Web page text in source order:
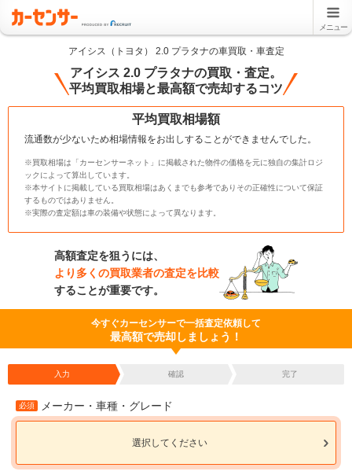
メニュー
アイシス（トヨタ） 2.0 プラタナの車買取・車査定
アイシス 2.0 プラタナの買取・査定。
平均買取相場と最高額で売却するコツ
平均買取相場額
流通数が少ないため相場情報をお出しすることができませんでした。
※買取相場は「カーセンサーネット」に掲載された物件の価格を元に独自の集計ロジ
ックによって算出しています。
※本サイトに掲載している買取相場はあくまでも参考でありその正確性について保証
するものではありません。
※実際の査定額は車の装備や状態によって異なります。
高額査定を狙うには、
より多くの買取業者の査定を比較
することが重要です。
今すぐカーセンサーで一括査定依頼して
最高額で売却しましょう！
入力 確認 完了
必須 メーカー・車種・グレード
選択してください